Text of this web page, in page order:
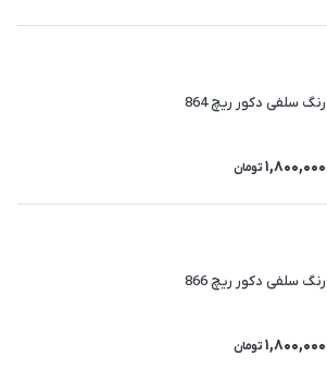
رنگ سلفی دکور ریچ 864
1,800,000 تومان
رنگ سلفی دکور ریچ 866
1,800,000 تومان